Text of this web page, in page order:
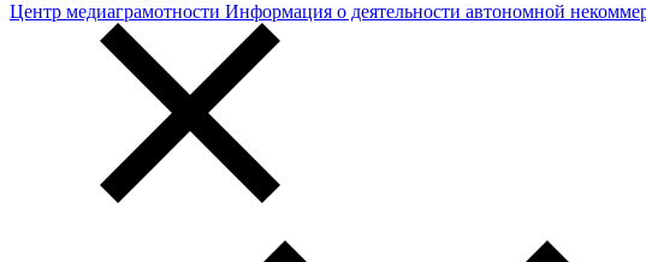
Центр медиаграмотности Информация о деятельности автономной